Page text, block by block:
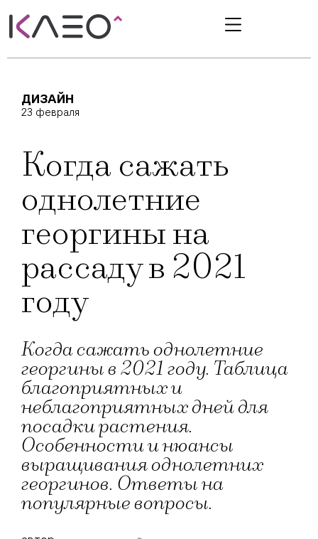
ДИЗАЙН
23 февраля
Когда сажать
однолетние
георгины на
рассаду в 2021
году
Когда сажать однолетние
георгины в 2021 году. Таблица
благоприятных и
неблагоприятных дней для
посадки растения.
Особенности и нюансы
выращивания однолетних
георгинов. Ответы на
популярные вопросы.